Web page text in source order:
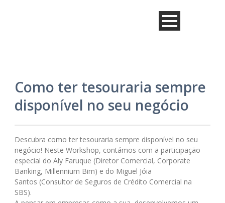
Como ter tesouraria sempre
disponível no seu negócio
Descubra como ter tesouraria sempre disponível no seu
negócio! Neste Workshop, contámos com a participação
especial do Aly Faruque (Diretor Comercial, Corporate
Banking, Millennium Bim) e do Miguel Jóia
Santos (Consultor de Seguros de Crédito Comercial na
SBS).